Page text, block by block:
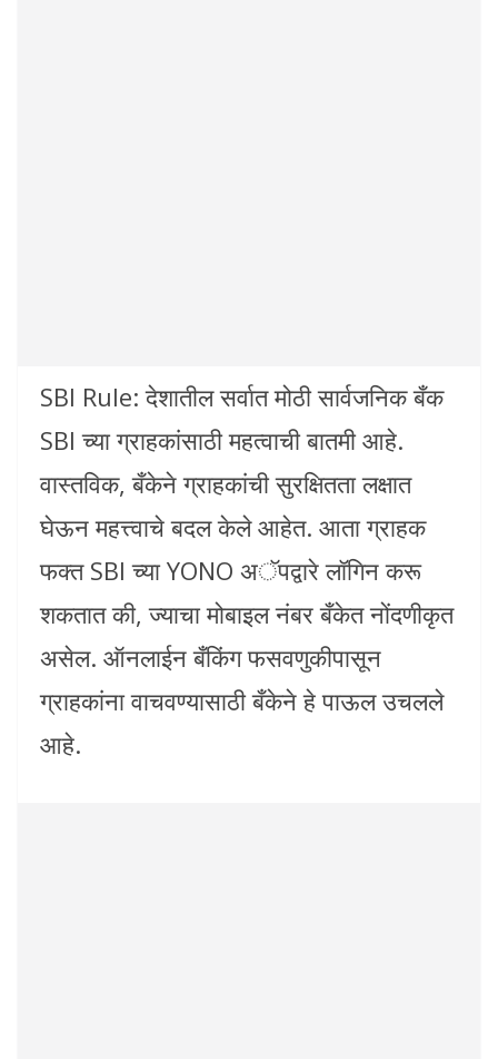
SBI Rule: देशातील सर्वात मोठी सार्वजनिक बँक
SBI च्या ग्राहकांसाठी महत्वाची बातमी आहे.
वास्तविक, बँकेने ग्राहकांची सुरक्षितता लक्षात
घेऊन महत्त्वाचे बदल केले आहेत. आता ग्राहक
फक्त SBI च्या YONO अॅपद्वारे लॉगिन करू
शकतात की, ज्याचा मोबाइल नंबर बँकेत नोंदणीकृत
असेल. ऑनलाईन बँकिंग फसवणुकीपासून
ग्राहकांना वाचवण्यासाठी बँकेने हे पाऊल उचलले
आहे.